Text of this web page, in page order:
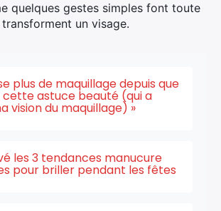
quelques gestes simples font toute
un visage.
plus de maquillage depuis que
cette astuce beauté (qui a
vision du maquillage) »
les 3 tendances manucure
pour briller pendant les fêtes